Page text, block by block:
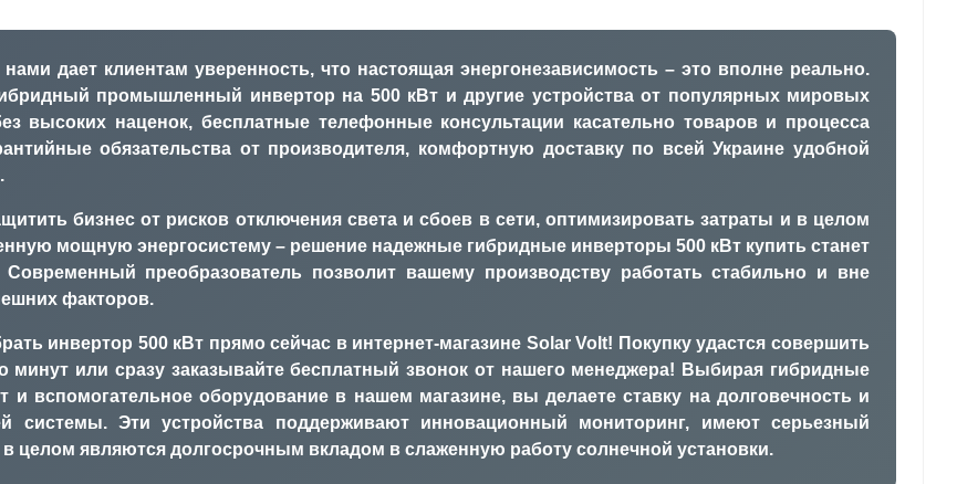
дает клиентам уверенность, что настоящая энергонезависимость – это вполне реально.
промышленный инвертор на 500 кВт и другие устройства от популярных мировых
высоких наценок, бесплатные телефонные консультации касательно товаров и процесса
обязательства от производителя, комфортную доставку по всей Украине удобной
бизнес от рисков отключения света и сбоев в сети, оптимизировать затраты и в целом
мощную энергосистему – решение надежные гибридные инверторы 500 кВт купить станет
преобразователь позволит вашему производству работать стабильно и вне
факторов.
инвертор 500 кВт прямо сейчас в интернет-магазине Solar Volt! Покупку удастся совершить
минут или сразу заказывайте бесплатный звонок от нашего менеджера! Выбирая гибридные
и вспомогательное оборудование в нашем магазине, вы делаете ставку на долговечность и
системы. Эти устройства поддерживают инновационный мониторинг, имеют серьезный
целом являются долгосрочным вкладом в слаженную работу солнечной установки.